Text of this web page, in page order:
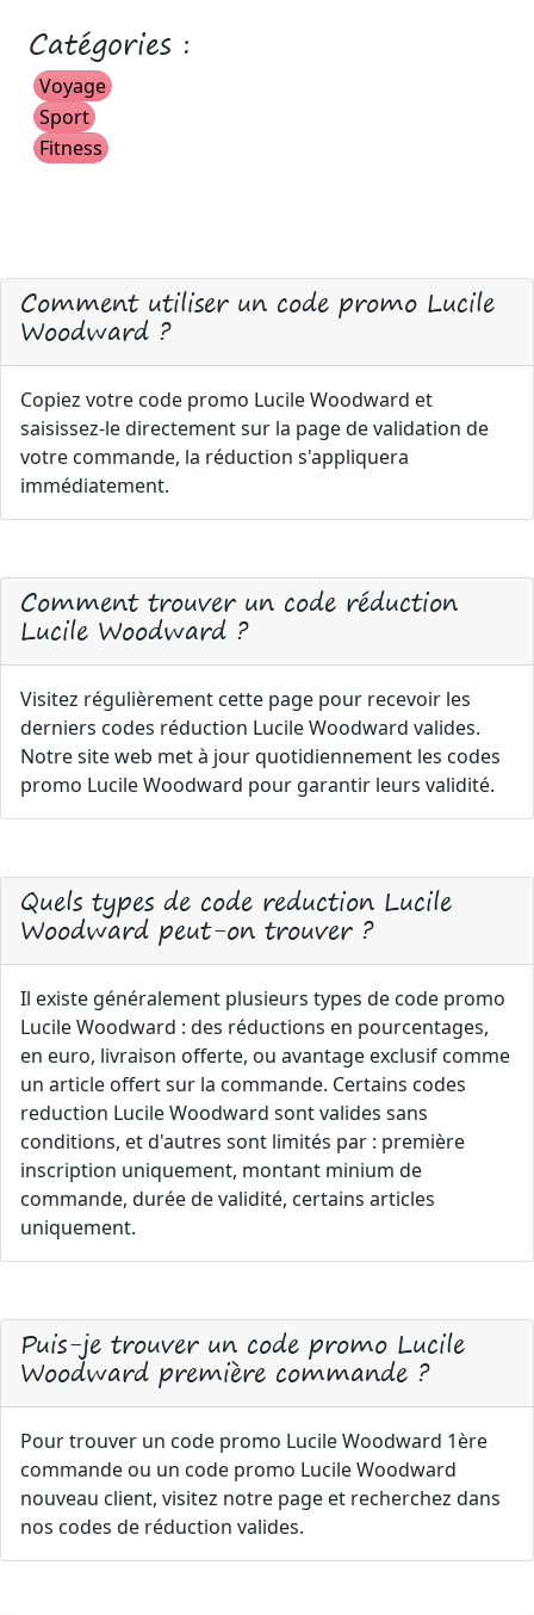
Catégories :
Voyage
Sport
Fitness
Comment utiliser un code promo Lucile
Woodward ?
Copiez votre code promo Lucile Woodward et
saisissez-le directement sur la page de validation de
votre commande, la réduction s'appliquera
immédiatement.
Comment trouver un code réduction
Lucile Woodward ?
Visitez régulièrement cette page pour recevoir les
derniers codes réduction Lucile Woodward valides.
Notre site web met à jour quotidiennement les codes
promo Lucile Woodward pour garantir leurs validité.
Quels types de code reduction Lucile
Woodward peut-on trouver ?
Il existe généralement plusieurs types de code promo
Lucile Woodward : des réductions en pourcentages,
en euro, livraison offerte, ou avantage exclusif comme
un article offert sur la commande. Certains codes
reduction Lucile Woodward sont valides sans
conditions, et d'autres sont limités par : première
inscription uniquement, montant minium de
commande, durée de validité, certains articles
uniquement.
Puis-je trouver un code promo Lucile
Woodward première commande ?
Pour trouver un code promo Lucile Woodward 1ère
commande ou un code promo Lucile Woodward
nouveau client, visitez notre page et recherchez dans
nos codes de réduction valides.